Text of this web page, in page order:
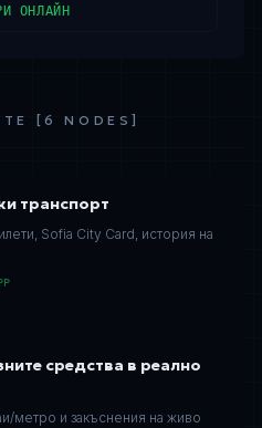
ОНЛАЙН
[6 NODES]
транспорт
Sofia City Card, история на
средства в реално
метро и закъснения на живо